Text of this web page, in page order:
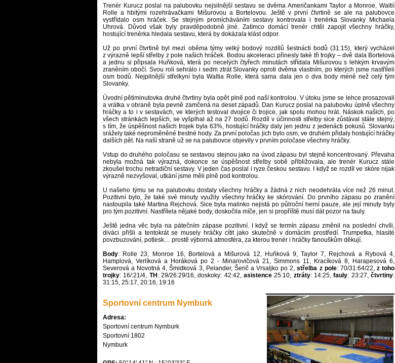
Trenér Kurucz poslal na palubovku nejsilnější sestavu se dvěma Američankami Taylor a Monroe, Waltií
Rolle a hbitými rozehrávačkami Mišurovou a Bortelovou. Ještě v první čtvrtině se ale na palubovce
vystřídalo osm hráček. Se stejným promícháváním sestavy kontrovala i trenérka Slovanky Michaela
Uhrová. Důvod však byly pravděpodobně jiné. Zatímco domácí trenér chtěl zapojit všechny hráčky,
hostující trenérka hledala sestavu, která by dokázala klást odpor.
Už po první čtvrtině byl mezi oběma týmy velký bodový rozdílů šestnácti bodů (31:15), který vycházel
z výrazně lepší střelby z pole našich hráček. Bodou akceleraci přinesly také tři trojky – dvě dala Bortelová
a jednu si připsala Huňková, která po necelých čtyřech minutách střídala Mišurovou s lehkým krvavým
zraněním obočí. Svou roli sehrálo i sedm ztrát Slovanky oproti dvěma vlastním, po kterých jsme nastříleli
osm bodů. Nejpilnější střelkyní byla Waltia Rolle, která sama dala jen o dva body méně než celý tým
Slovanky.
Úvodní pětiminutovka druhé čtvrtiny byla opět plně pod naší kontrolou. V útoku jsme se lehce prosazovali
a vrátka v obraně byla pevně zamčená na deset západů. Dan Kurucz poslal na palubovku úplně všechny
hráčky a to i v sestavách, ve kterých testoval dvojice či trojice, jak spolu mohou hrát. Náskok našich, po
všech stránkách lepších, se vyšplhal až na 27 bodů. Rozdíl v účinnosti střelby sice zůstával stále stejný,
s tím, že úspěšnost našich trojek byla 63%, hostující hráčky daly jen jednu z jedenácti pokusů. Slovanku
srážely také neproměněné trestné hody. Za první poločas jich bylo osm, ve druhém přidaly hostující hráčky
dalších pět. Na naší straně už se na palubovce objevily v prvním poločase všechny hráčky.
Vstup do druhého poločasu se sestavou stejnou jako na úvod zápasu byl stejně koncentrovaný. Převaha
nebyla možná tak výrazná, dokonce se úspěšnost střelby sobě přibližovala, ale trenér Kurucz stále
zkoušel trochu netradiční sestavy. V jeden čas poslal i ryze českou sestavu. I když se rozdíl ve skóre nijak
výrazně nezvyšoval, utkání jsme měli plně pod kontrolou.
U našeho týmu se na palubovku dostaly všechny hráčky a žádná z nich neodehrála více než 26 minut.
Pozitivní bylo, že také své minuty využily všechny hráčky ke skórování. Do prvního zápasu po zranění
nastoupila také Martina Rejchová. Sice byla malinko nejistá po půlroční herní pauze, ale její minuty byly
pro tým pozitivní. Nastřílela nějaké body, doskočila míče, jen si propříště musí dát pozor na fauly.
Ještě jedna věc byla na pátečním zápase pozitivní. I když se termín zápasu změnil na poslední chvíli,
diváci přišli a tentokrát se musely hráčky cítit jako skutečně v domácím prostředí. Trumpetka, hlasité
povzbuzování, potlesk… prostě výborná atmosféra, za kterou trenér i hráčky fanouškům děkují.
Body: Rolle 23, Monroe 16, Bortelová a Mišurová 12, Huňková 9, Taylor 7, Rejchová a Rybová 4,
Hamplová, Verlíková a Horáková po 2 - Minarovičová 21, Simmons 11, Kracíková 8, Harapesová 6,
Severová a Novotná 4, Šmidková 3, Pelander, Šerič a Vrsaljko po 2,střelba z pole: 70/31:64/22, z toho
trojky: 16/:21/4, TH : 29/26:29/16, doskoky: 42:42,asistence25:10, ztráty: 14:25,fauly: 23:27,čtvrtiny:
31:15, 25:17, 20:16, 19:16
Sportovní centrum Nymburk
Adresa:
Sportovní centrum Nymburk
Sportovní 1802
Nymburk